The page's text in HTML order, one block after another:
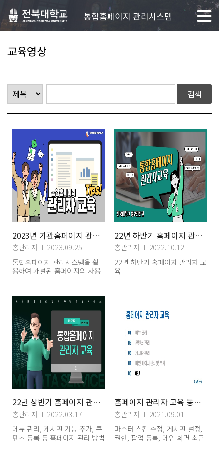
통합홈페이지 관리시스템
교육영상
2023년 기관홈페이지 관리자 교육
총관리자
2023.09.25
통합홈페이지 관리시스템을 활
용하여 개설된 홈페이지의 사용
22년 하반기 홈페이지 관리자 교육
총관리자
2022.10.12
22년 하반기 홈페이지 관리자 교
육
22년 상반기 홈페이지 관리자 교육
총관리자
2022.03.17
메뉴 관리, 게시판 기능 추가, 콘
텐츠 등록 등 홈페이지 관리 방법
홈페이지 관리자 교육 동영상 자료(5) 질문답변
총관리자
2021.09.01
마스터 스킨 수정, 게시판 설정,
권한, 팝업 등록, 메인 화면 최근